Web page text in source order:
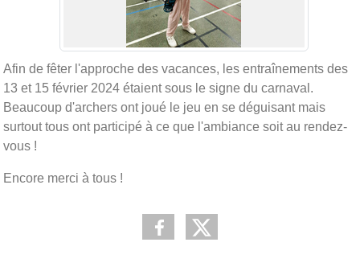
Afin de fêter l'approche des vacances, les entraînements des
13 et 15 février 2024 étaient sous le signe du carnaval.
Beaucoup d'archers ont joué le jeu en se déguisant mais
surtout tous ont participé à ce que l'ambiance soit au rendez-
vous !
Encore merci à tous !